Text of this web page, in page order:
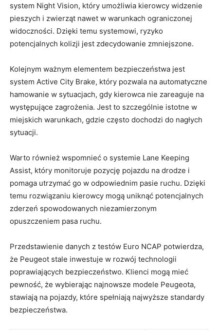
system Night Vision, który umożliwia kierowcy widzenie
pieszych i zwierząt nawet​ w ‌warunkach ograniczonej
widoczności. Dzięki temu systemowi, ryzyko
potencjalnych kolizji jest zdecydowanie ⁣zmniejszone.
Kolejnym ważnym⁢ elementem bezpieczeństwa‍ jest
system Active ⁤City Brake, który ⁣pozwala na automatyczne
hamowanie w sytuacjach, gdy kierowca‍ nie ⁣zareaguje na ​
występujące zagrożenia. Jest to szczególnie ⁤istotne‍ w
miejskich warunkach,⁢ gdzie często dochodzi ​do nagłych‌
sytuacji.
Warto również wspomnieć o systemie Lane Keeping
‌Assist, który⁣ monitoruje pozycję pojazdu na drodze i
pomaga utrzymać go w​ odpowiednim pasie ruchu. Dzięki
temu rozwiązaniu kierowcy mogą uniknąć potencjalnych
zderzeń spowodowanych niezamierzonym
opuszczeniem pasa ruchu.
Przedstawienie danych ​z testów Euro NCAP potwierdza,
że Peugeot stale inwestuje w rozwój ‍technologii
poprawiających⁢ bezpieczeństwo. Klienci mogą mieć
pewność, że wybierając najnowsze modele Peugeota,
stawiają na ⁤pojazdy, które spełniają⁣ najwyższe standardy
bezpieczeństwa.